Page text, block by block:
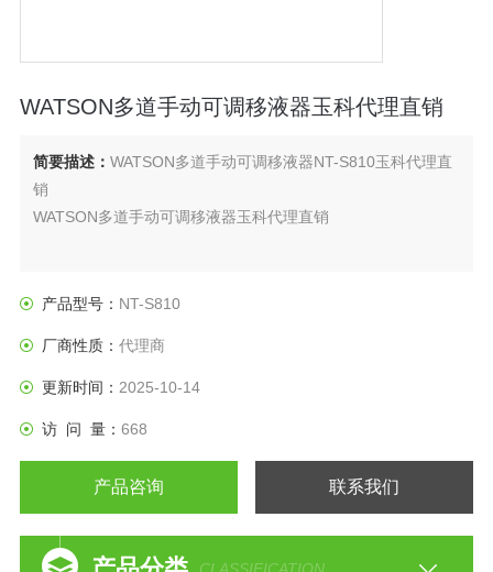
WATSON多道手动可调移液器玉科代理直销
简要描述： WATSON多道手动可调移液器NT-S810玉科代理直
销
WATSON多道手动可调移液器玉科代理直销
产品型号： NT-S810
厂商性质： 代理商
更新时间： 2025-10-14
访 问 量： 668
产品咨询 联系我们
CLASSIFICATION